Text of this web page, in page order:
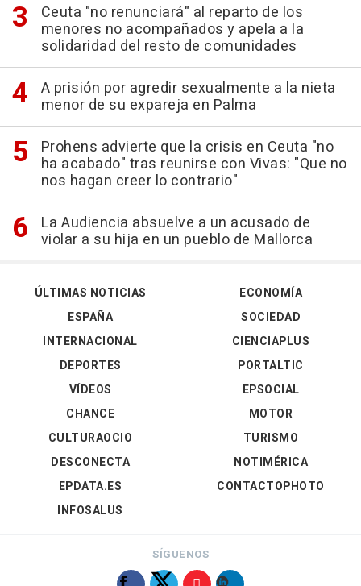
Ceuta "no renunciará" al reparto de los
menores no acompañados y apela a la
solidaridad del resto de comunidades
A prisión por agredir sexualmente a la nieta
menor de su expareja en Palma
Prohens advierte que la crisis en Ceuta "no
ha acabado" tras reunirse con Vivas: "Que no
nos hagan creer lo contrario"
La Audiencia absuelve a un acusado de
violar a su hija en un pueblo de Mallorca
ÚLTIMAS NOTICIAS
ESPAÑA
INTERNACIONAL
DEPORTES
VÍDEOS
ECONOMÍA
SOCIEDAD
CIENCIAPLUS
PORTALTIC
EPSOCIAL
CHANCE
CULTURAOCIO
DESCONECTA
EPDATA.ES
INFOSALUS
MOTOR
TURISMO
NOTIMÉRICA
CONTACTOPHOTO
SÍGUENOS